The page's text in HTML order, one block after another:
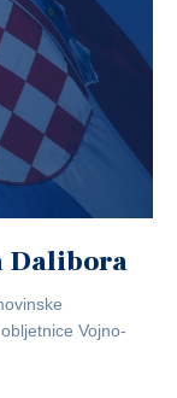
Dalibora
Vojno-